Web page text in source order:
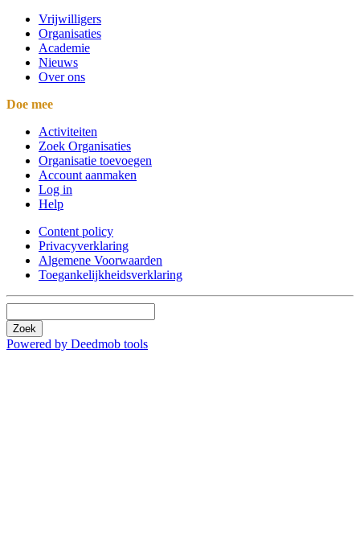
Vrijwilligers
Organisaties
Academie
Nieuws
Over ons
Doe mee
Activiteiten
Zoek Organisaties
Organisatie toevoegen
Account aanmaken
Log in
Help
Content policy
Privacyverklaring
Algemene Voorwaarden
Toegankelijkheidsverklaring
Zoek
Powered by Deedmob tools